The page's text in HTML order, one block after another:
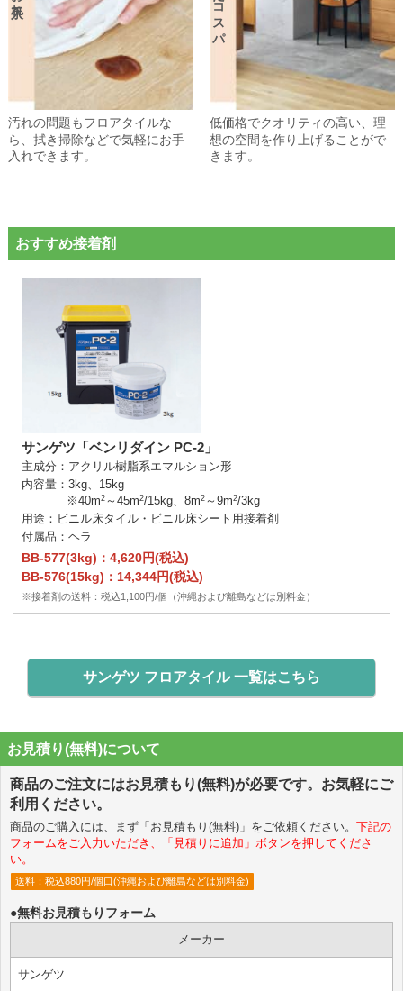
汚れの問題もフロアタイルな
ら、拭き掃除などで気軽にお手
入れできます。
低価格でクオリティの高い、理
想の空間を作り上げることがで
きます。
おすすめ接着剤
サンゲツ「ベンリダイン PC-2」
主成分：アクリル樹脂系エマルション形
内容量：3kg、15kg
※40m2～45m2/15kg、8m2～9m2/3kg
用途：ビニル床タイル・ビニル床シート用接着剤
付属品：ヘラ
BB-577(3kg)：4,620円(税込)
BB-576(15kg)：14,344円(税込)
※接着剤の送料：税込1,100円/個（沖縄および離島などは別料金）
サンゲツ フロアタイル 一覧はこちら
お見積り(無料)について
商品のご注文にはお見積もり(無料)が必要です。お気軽にご
利用ください。
商品のご購入には、まず「お見積もり(無料)」をご依頼ください。 下記の
フォームをご入力いただき、「見積りに追加」ボタンを押してくださ
い。
送料：税込880円/個口(沖縄および離島などは別料金)
●無料お見積もりフォーム
メーカー
サンゲツ